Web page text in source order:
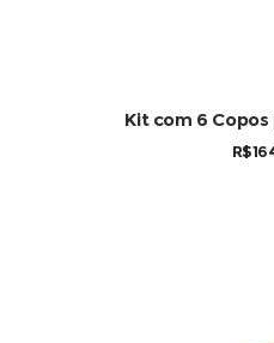
Kit com 6 Copos
R$